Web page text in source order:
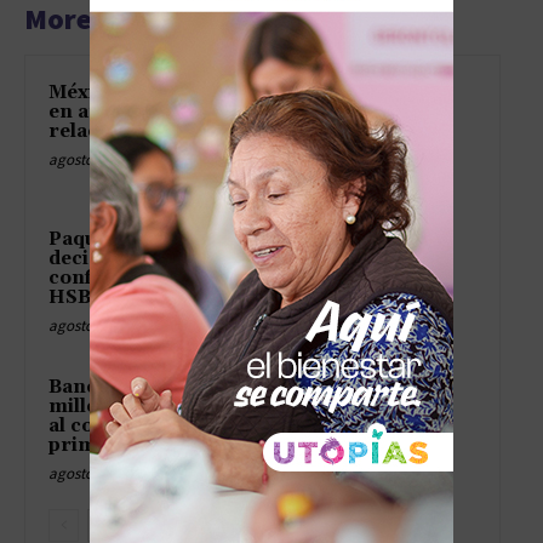
More articles
México obtiene fallo favorable
en arbitraje internacional
relacionado con TV Azteca
agosto 6, 2026
Paquete Económico 2027 será
decisivo para fortalecer la
confianza de los mercados:
HSBC
agosto 6, 2026
Bancomext otorgó 150 mil
millones de pesos en créditos
al comercio exterior durante el
primer semestre
agosto 6, 2026